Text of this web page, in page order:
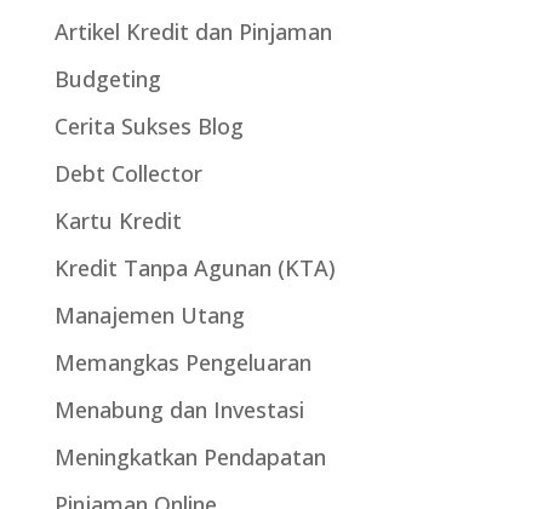
Artikel Kredit dan Pinjaman
Budgeting
Cerita Sukses Blog
Debt Collector
Kartu Kredit
Kredit Tanpa Agunan (KTA)
Manajemen Utang
Memangkas Pengeluaran
Menabung dan Investasi
Meningkatkan Pendapatan